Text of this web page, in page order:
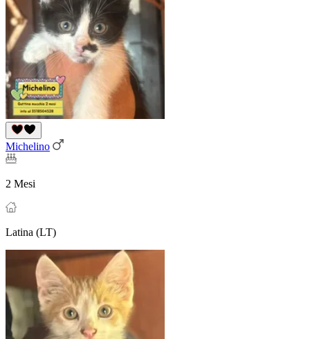
Michelino
2 Mesi
Latina (LT)